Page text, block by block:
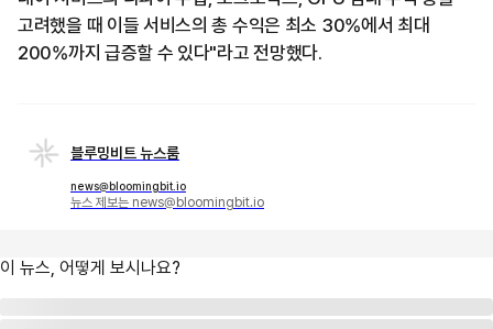
고려했을 때 이들 서비스의 총 수익은 최소 30%에서 최대
200%까지 급증할 수 있다"라고 전망했다.
블루밍비트 뉴스룸
news@bloomingbit.io
뉴스 제보는 news@bloomingbit.io
이 뉴스, 어떻게 보시나요?